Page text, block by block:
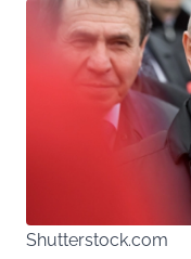
Shutterstock.com